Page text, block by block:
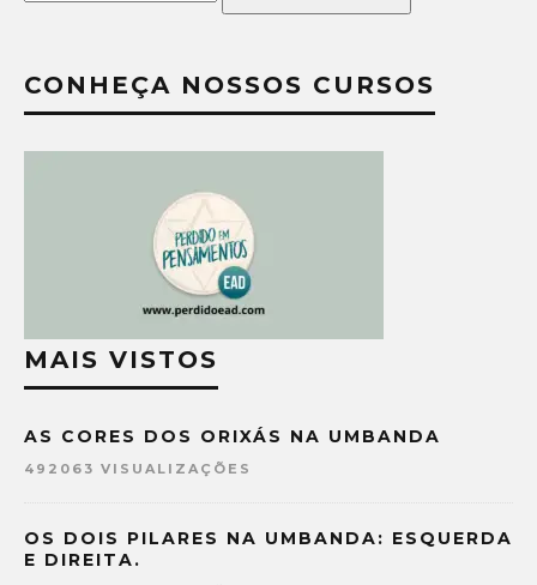
CONHEÇA NOSSOS CURSOS
MAIS VISTOS
AS CORES DOS ORIXÁS NA UMBANDA
492063 VISUALIZAÇÕES
OS DOIS PILARES NA UMBANDA: ESQUERDA
E DIREITA.